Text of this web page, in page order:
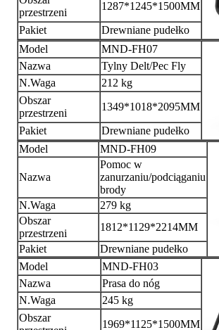
przestrzeni
1287*1245*1500MM
Pakiet
Drewniane pudełko
Model
MND-FH07
Nazwa
Tylny Delt/Pec Fly
N.Waga
212 kg
Obszar
przestrzeni
1349*1018*2095MM
Pakiet
Drewniane pudełko
Model
MND-FH09
Nazwa
Pomoc w
zanurzaniu/podciąganiu
brody
N.Waga
279 kg
Obszar
przestrzeni
1812*1129*2214MM
Pakiet
Drewniane pudełko
Model
MND-FH03
Nazwa
Prasa do nóg
N.Waga
245 kg
Obszar
1969*1125*1500MM